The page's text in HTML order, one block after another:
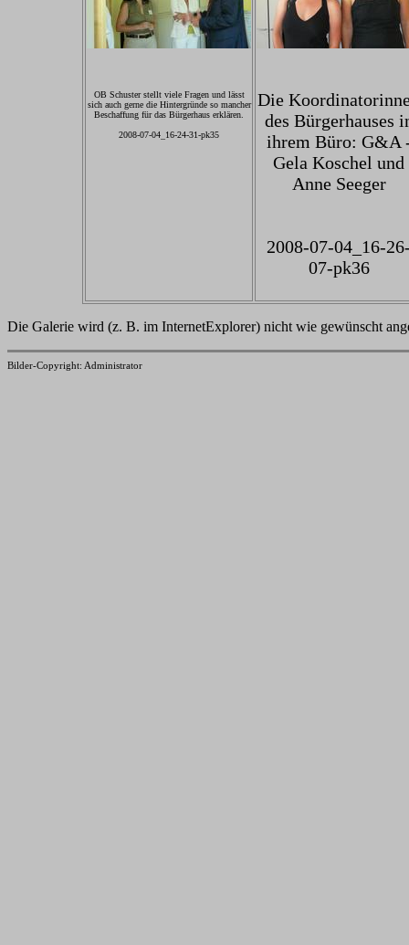
OB Schuster stellt viele Fragen und lässt
sich auch gerne die Hintergründe so mancher
Beschaffung für das Bürgerhaus erklären.
2008-07-04_16-24-31-pk35
Die
des Bürgerhauses
ihrem Büro: G&A
Gela Koschel und
Anne Seeger
2008-07-04_16-
07-pk36
Die Galerie wird (z. B. im InternetExplorer) nicht wie gewünscht
Bilder-Copyright: Administrator